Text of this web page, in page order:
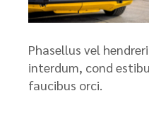
Phasellus vel
interdum, cond
faucibus orci.